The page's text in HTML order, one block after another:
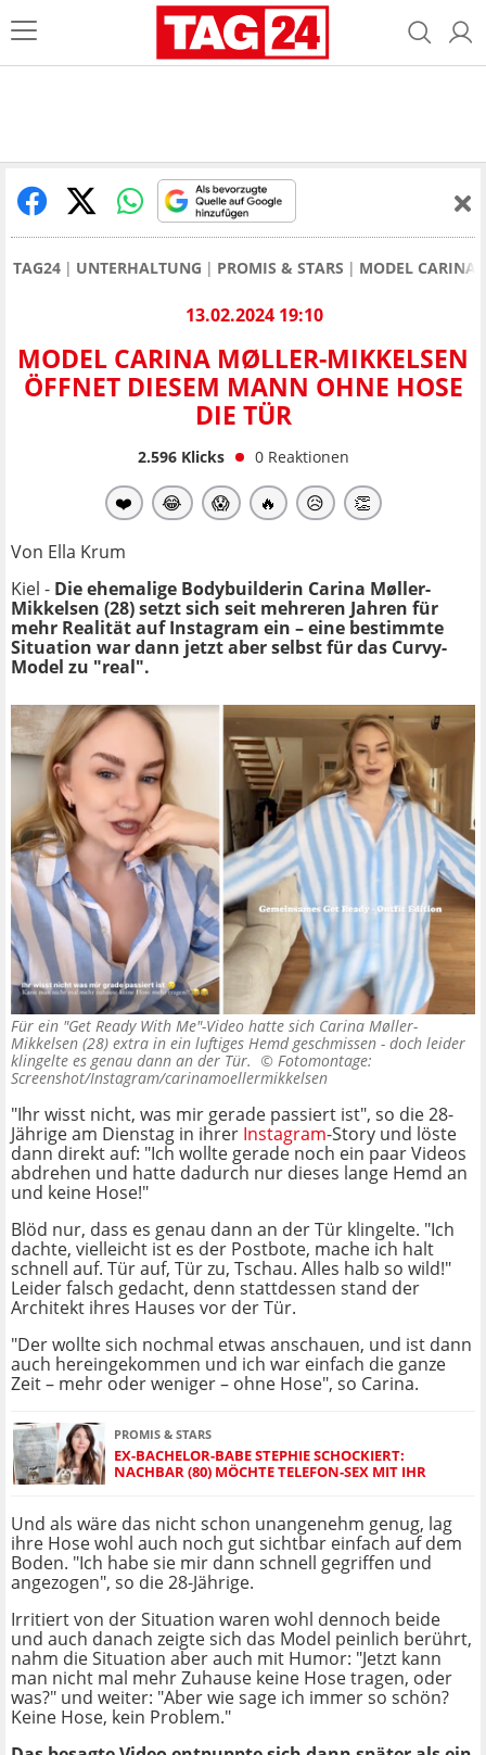
TAG24 UNTERHALTUNG PROMIS & STARS MODEL CARINA
13.02.2024 19:10
MODEL CARINA MØLLER-MIKKELSEN
ÖFFNET DIESEM MANN OHNE HOSE
DIE TÜR
2.596Klicks 0 Reaktionen
❤️ 😂 😱 🔥 😥 👏
Von Ella Krum
Kiel - Die ehemalige Bodybuilderin Carina Møller-
Mikkelsen (28) setzt sich seit mehreren Jahren für
mehr Realität auf Instagram ein – eine bestimmte
Situation war dann jetzt aber selbst für das Curvy-
Model zu "real".
Für ein "Get Ready With Me"-Video hatte sich Carina Møller-
Mikkelsen (28) extra in ein luftiges Hemd geschmissen - doch leider
klingelte es genau dann an der Tür. © Fotomontage:
Screenshot/Instagram/carinamoellermikkelsen
"Ihr wisst nicht, was mir gerade passiert ist", so die 28-
Jährige am Dienstag in ihrer Instagram-Story und löste
dann direkt auf: "Ich wollte gerade noch ein paar Videos
abdrehen und hatte dadurch nur dieses lange Hemd an
und keine Hose!"
Blöd nur, dass es genau dann an der Tür klingelte. "Ich
dachte, vielleicht ist es der Postbote, mache ich halt
schnell auf. Tür auf, Tür zu, Tschau. Alles halb so wild!"
Leider falsch gedacht, denn stattdessen stand der
Architekt ihres Hauses vor der Tür.
"Der wollte sich nochmal etwas anschauen, und ist dann
auch hereingekommen und ich war einfach die ganze
Zeit – mehr oder weniger – ohne Hose", so Carina.
PROMIS & STARS
EX-BACHELOR-BABE STEPHIE SCHOCKIERT:
NACHBAR (80) MÖCHTE TELEFON-SEX MIT IHR
Und als wäre das nicht schon unangenehm genug, lag
ihre Hose wohl auch noch gut sichtbar einfach auf dem
Boden. "Ich habe sie mir dann schnell gegriffen und
angezogen", so die 28-Jährige.
Irritiert von der Situation waren wohl dennoch beide
und auch danach zeigte sich das Model peinlich berührt,
nahm die Situation aber auch mit Humor: "Jetzt kann
man nicht mal mehr Zuhause keine Hose tragen, oder
was?" und weiter: "Aber wie sage ich immer so schön?
Keine Hose, kein Problem."